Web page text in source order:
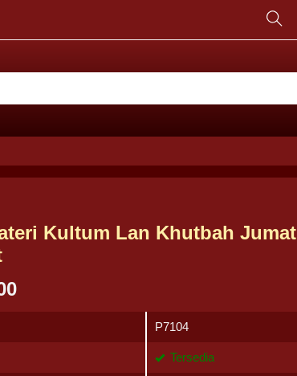
Kultum Lan Khutbah Jumat
P7104
Tersedia